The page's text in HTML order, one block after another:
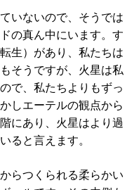
いないので、そうでは
の真ん中にいます。す
生）があり、私たちは
そうですが、火星は私
で、私たちよりもずっ
しエーテルの観点から
にあり、火星はより過
ると言えます。
らつくられる柔らかい